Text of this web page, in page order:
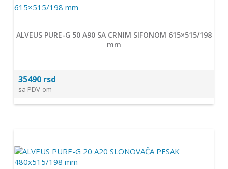
ALVEUS PURE-G 50 A90 SA CRNIM SIFONOM 615×515/198
mm
35490 rsd
sa PDV-om